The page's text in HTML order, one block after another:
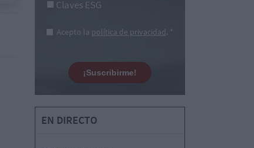
Claves ESG
Acepto la política de privacidad. *
¡Suscribirme!
EN DIRECTO